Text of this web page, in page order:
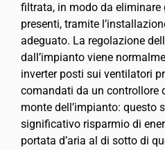
filtrata, in modo da eliminare
presenti, tramite
adeguato. La regolazione
dall’impianto viene
inverter posti sui ventilatori
comandati da un controllore
monte dell’impianto: questo
significativo risparmio di
portata d’aria al di sotto di